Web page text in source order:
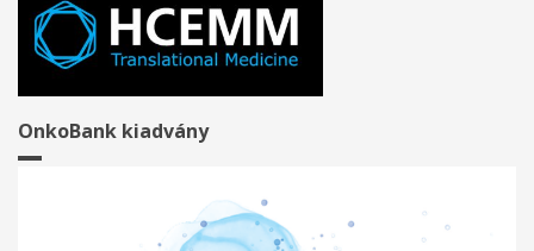
OnkoBank kiadvány